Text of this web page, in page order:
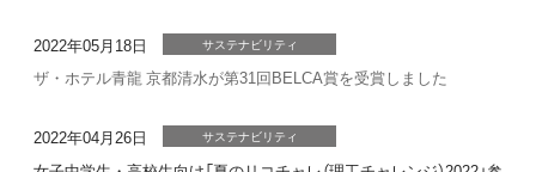
2022年05月18日 サステナビリティ
ザ・ホテル青龍 京都清水が第31回BELCA賞を受賞しました
2022年04月26日 サステナビリティ